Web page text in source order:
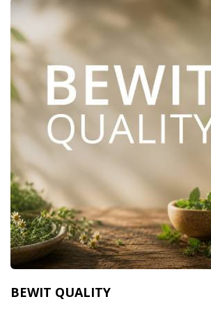
BEWIT QUALITY